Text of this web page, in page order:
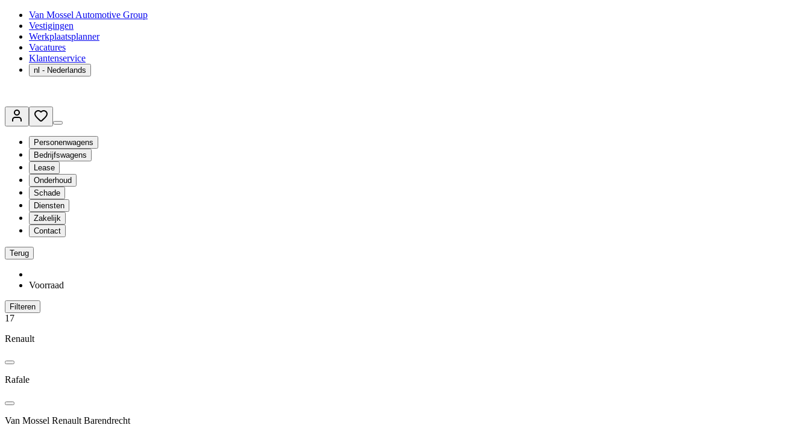
Van Mossel Automotive Group
Vestigingen
Werkplaatsplanner
Vacatures
Klantenservice
nl - Nederlands
Personenwagens
Bedrijfswagens
Lease
Onderhoud
Schade
Diensten
Zakelijk
Contact
Terug
Voorraad
Filteren
17
Renault
Rafale
Van Mossel Renault Barendrecht